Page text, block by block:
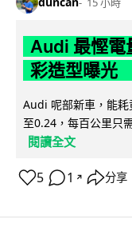
Audi 最慳
彩造型曝光
Audi 呢部新車，能
至0.24，每百公里只
閱讀全文
5 1 ↗ 分享